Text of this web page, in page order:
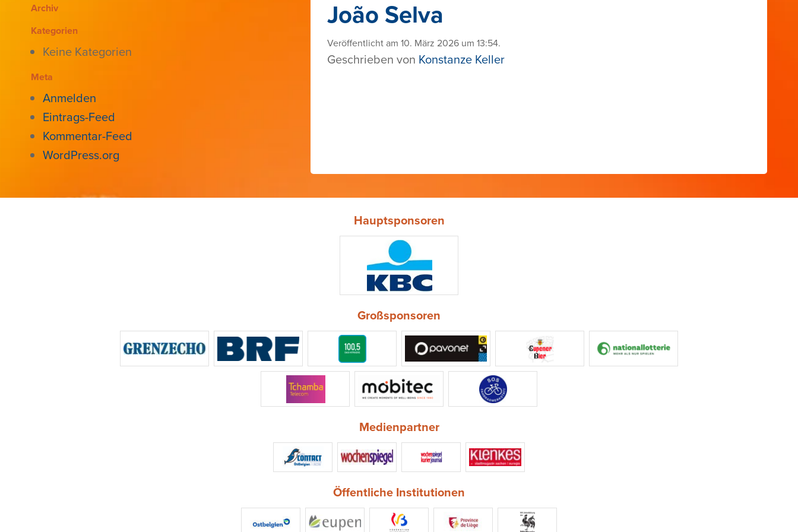
João Selva
Veröffentlicht am 10. März 2026 um 13:54.
Geschrieben von Konstanze Keller
Archiv
Kategorien
Keine Kategorien
Meta
Anmelden
Eintrags-Feed
Kommentar-Feed
WordPress.org
Hauptsponsoren
Großsponsoren
Medienpartner
Öffentliche Institutionen